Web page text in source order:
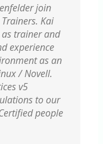
join
Kai
trainer and
experience
as an
/ Novell.
v5
to our
people